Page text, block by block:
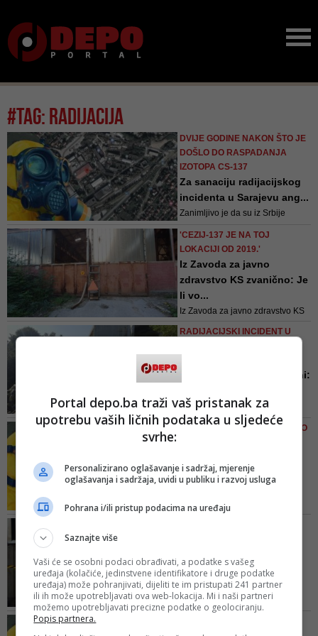
#tag: radijacija
DVIJE GODINE NAKON ŠTO JE
DOŠLO DO RASPADANJA
IZOTOPA CS-137
Za sanaciju radijacijskog
incidenta u Sarajevu ang...
Zanimljivo je da su iz Srbije
'CEZIJ-137 JE NA TOJ
LOKACIJI OD 2019.'
Iz Zavoda za javno
zdravstvo KS zvanično: Je
li vo...
Iz Zavoda za javno zdravstvo KS
monitoring vode za piće, iz okvira
njihove djelatnosti
RADIJACIJSKI INCIDENT U
Stanovnici Stupa zgroženi:
Zahirnović kaže kako su tek
nedavno došli iz Državne
dogodio prije deset mjeseci
ZAVOD ZA JAVNO ZDRAVSTVO
mjestu gdje je iscurila
radio...
Zbog hitnosti, Zavod će zatražiti
incidentu, kao i o poduzetim i
planiranim aktivnostima, te
procjenu ugroženosti zdravlja
ljudi i okoliša u odnosu na
Slučaj radijacijskog
incidenta u Sarajevu
postaje ...
Slučaj je prijavljen prošle godine
Portal depo.ba traži vaš pristanak za
upotrebu vaših ličnih podataka u sljedeće
svrhe:
Personalizirano oglašavanje i sadržaj, mjerenje
oglašavanja i sadržaja, uvidi u publiku i razvoj usluga
Pohrana i/ili pristup podacima na uređaju
Saznajte više
Vaši će se osobni podaci obrađivati, a podatke s vašeg
uređaja (kolačiće, jedinstvene identifikatore i druge podatke
uređaja) može pohranjivati, dijeliti te im pristupati 241 partner
ili ih može upotrebljavati ova web-lokacija. Mi i naši partneri
možemo upotrebljavati precizne podatke o geolociranju.
Popis partnera.